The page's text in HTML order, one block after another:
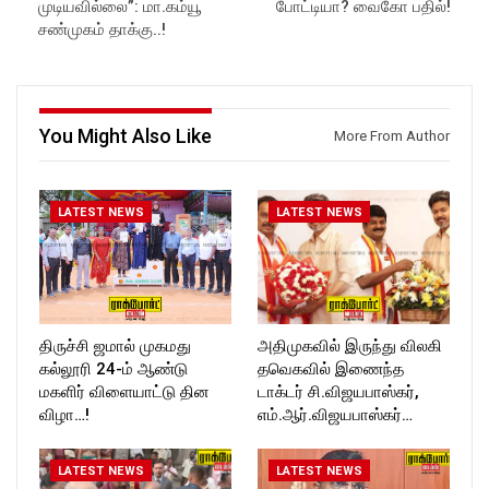
https://www.youtube.com/@r
ockforttimes
https://www.instagram.com/ro
ckforttimes/
https://twitter.com/ROCKFOR
T_TIMESC
ockforttimes
முடியவில்லை”: மா.கம்யூ
சண்முகம் தாக்கு..!
போட்டியா? வைகோ பதில்!
You Might Also Like More From Author
LATEST NEWS
திருச்சி ஜமால் முகமது
கல்லூரி 24-ம் ஆண்டு
மகளிர் விளையாட்டு தின
விழா…!
LATEST NEWS
அதிமுகவில் இருந்து விலகி
தவெகவில் இணைந்த
டாக்டர் சி.விஜயபாஸ்கர்,
எம்.ஆர்.விஜயபாஸ்கர்…
LATEST NEWS LATEST NEWS